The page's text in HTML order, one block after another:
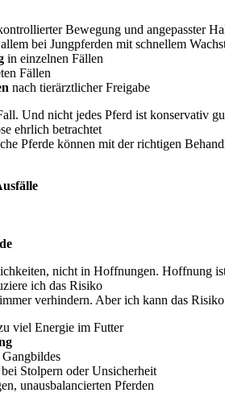
Bewegung und angepasster
bei Jungpferden mit schnellem
in einzelnen Fällen
Fällen
nach tierärztlicher Freigabe
Und nicht jedes Pferd ist konservativ
ehrlich betrachtet
Pferde können mit der richtigen
nicht in Hoffnungen. Hoffnung
ich das Risiko
verhindern. Aber ich kann das
viel Energie im Futter
Gangbildes
bei Stolpern oder Unsicherheit
unausbalancierten Pferden